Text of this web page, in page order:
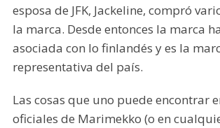
esposa de JFK, Jackeline, compró
la marca. Desde entonces la marca
asociada con lo finlandés y es la
representativa del país.
Las cosas que uno puede encontrar
oficiales de Marimekko (o en